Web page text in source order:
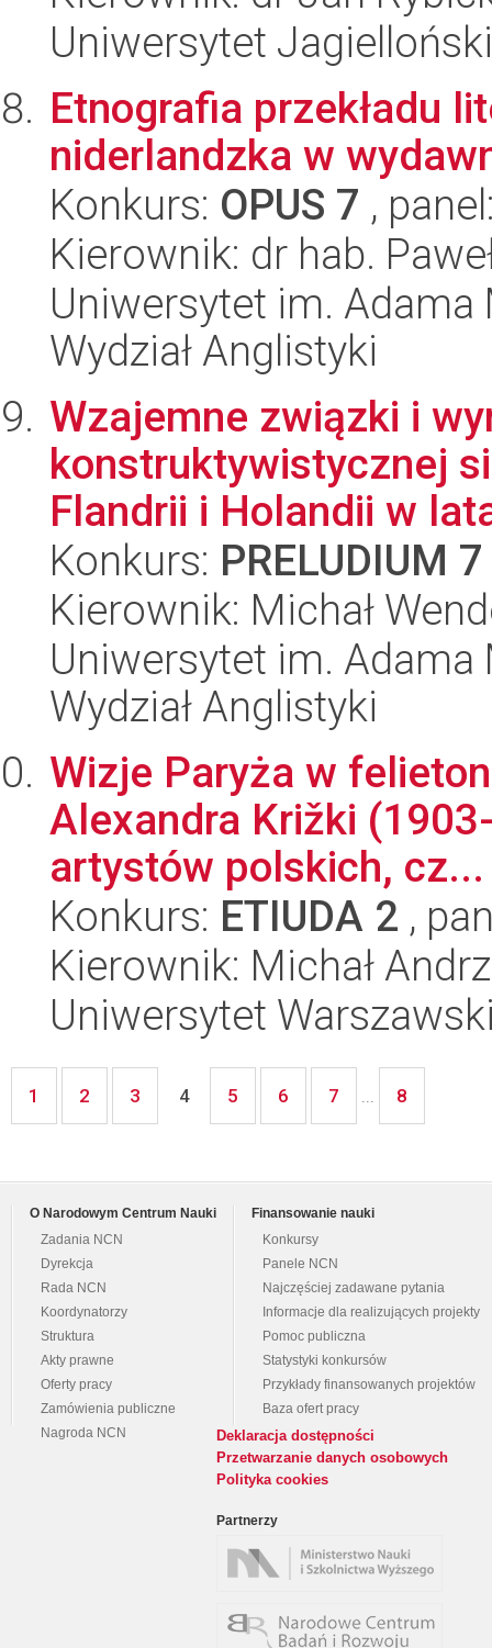
Uniwersytet
Etnografia przekładu
niderlandzka w
Konkurs: OPUS 7 ,
Kierownik: dr hab.
Uniwersytet im.
Wydział Anglistyki
Wzajemne związki i
konstruktywistycznej
Flandrii i Holandii w
Konkurs: PRELUDIUM 7
Kierownik: Michał
Uniwersytet im.
Wydział Anglistyki
Wizje Paryża w
Alexandra Križki
artystów polskich, cz...
Konkurs: ETIUDA 2 ,
Kierownik: Michał
Uniwersytet
1 2 3 4 5 6 7 ... 8
O Narodowym Centrum Nauki
Zadania NCN
Dyrekcja
Rada NCN
Koordynatorzy
Struktura
Akty prawne
Oferty pracy
Zamówienia publiczne
Nagroda NCN
Finansowanie nauki
Konkursy
Panele NCN
Najczęściej zadawane pytania
Informacje dla realizujących projekty
Pomoc publiczna
Statystyki konkursów
Przykłady finansowanych projektów
Baza ofert pracy
Deklaracja dostępności
Przetwarzanie danych osobowych
Polityka cookies
Partnerzy